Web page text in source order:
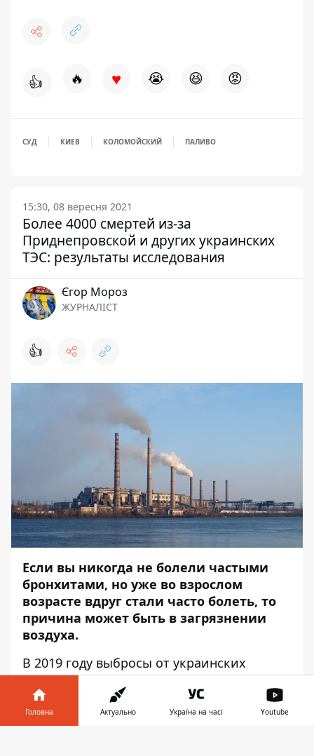
👍 🔥 ♥ 😭 😆 😡
СУД КИЕВ КОЛОМОЙСКИЙ ПАЛИВО
15:30, 08 вересня 2021
Более 4000 смертей из-за
Приднепровской и других украинских
ТЭС: результаты исследования
Єгор Мороз
ЖУРНАЛІСТ
👍
Если вы никогда не болели частыми
бронхитами, но уже во взрослом
возрасте вдруг стали часто болеть, то
причина может быть в загрязнении
воздуха.
В 2019 году выбросы от украинских
угольных электростанций могли привести
к смерти больше 2 тысяч человек в
Украине и больше тысячи жителей
Евросоюза. Об этом сообщил центр
Головна Актуально Україна на часі Youtube